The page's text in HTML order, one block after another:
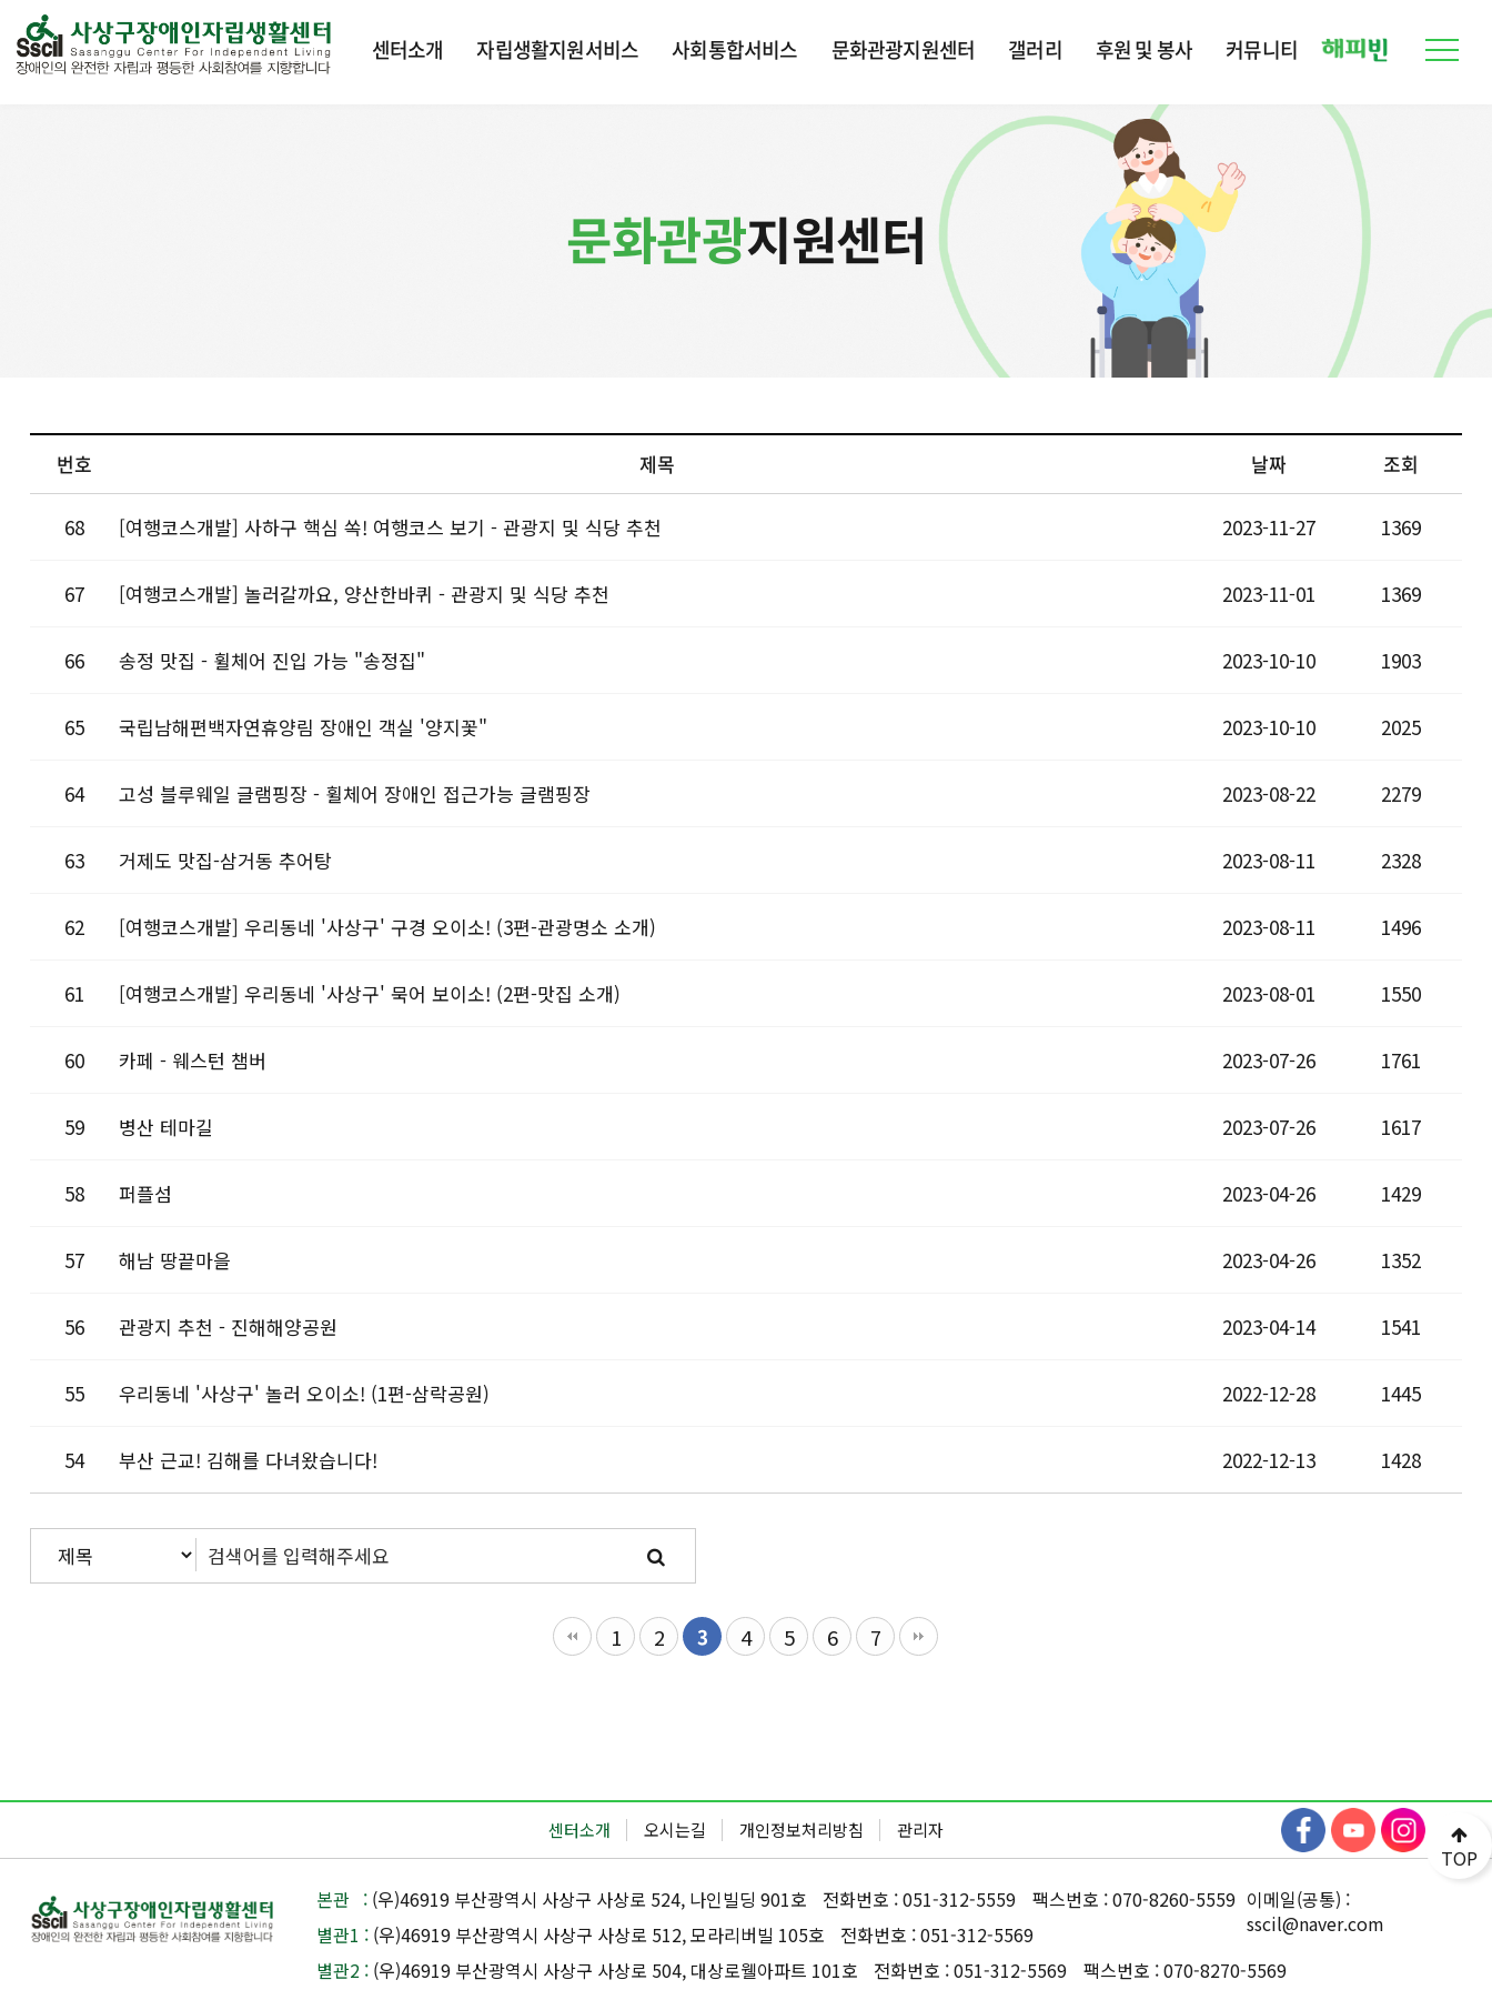
본문 바로가기
센터소개 자립생활지원서비스 사회통합서비스 문화관광지원센터 갤러리 후원 및 봉사 커뮤니티
문화관광지원센터
번호 제목 날짜 조회
68 [여행코스개발] 사하구 핵심 쏙! 여행코스 보기 - 관광지 및 식당 추천 2023-11-27 1369
67 [여행코스개발] 놀러갈까요, 양산한바퀴 - 관광지 및 식당 추천 2023-11-01 1369
66 송정 맛집 - 휠체어 진입 가능 "송정집" 2023-10-10 1903
65 국립남해편백자연휴양림 장애인 객실 '양지꽃" 2023-10-10 2025
64 고성 블루웨일 글램핑장 - 휠체어 장애인 접근가능 글램핑장 2023-08-22 2279
63 거제도 맛집-삼거동 추어탕 2023-08-11 2328
62 [여행코스개발] 우리동네 '사상구' 구경 오이소! (3편-관광명소 소개) 2023-08-11 1496
61 [여행코스개발] 우리동네 '사상구' 묵어 보이소! (2편-맛집 소개) 2023-08-01 1550
60 카페 - 웨스턴 챔버 2023-07-26 1761
59 병산 테마길 2023-07-26 1617
58 퍼플섬 2023-04-26 1429
57 해남 땅끝마을 2023-04-26 1352
56 관광지 추천 - 진해해양공원 2023-04-14 1541
55 우리동네 '사상구' 놀러 오이소! (1편-삼락공원) 2022-12-28 1445
54 부산 근교! 김해를 다녀왔습니다! 2022-12-13 1428
1 2 3 4 5 6 7
센터소개 오시는길 개인정보처리방침 관리자
본관 : (우)46919 부산광역시 사상구 사상로 524, 나인빌딩 901호 전화번호 : 051-312-5559 팩스번호 : 070-8260-5559 이메일(공통) :
sscil@naver.com
별관1 : (우)46919 부산광역시 사상구 사상로 512, 모라리버빌 105호
전화번호 : 051-312-5569
별관2 : (우)46919 부산광역시 사상구 사상로 504, 대상로웰아파트 101호 전화번호 : 051-312-5569 팩스번호 : 070-8270-5569
TOP